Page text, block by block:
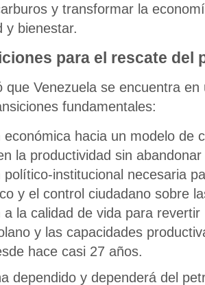
y transformar la
y bienestar.
para el rescate del
que Venezuela se encuentra
fundamentales:
económica hacia un modelo de
la productividad sin
político-institucional necesaria
y el control ciudadano sobre
a la calidad de vida para
y las capacidades
hace casi 27 años.
dependido y dependerá del